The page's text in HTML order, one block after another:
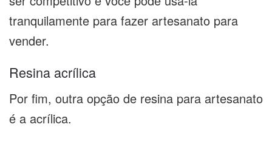
tranquilamente para fazer artesanato para
vender.
Resina acrílica
Por fim, outra opção de resina para artesanato
é a acrílica.